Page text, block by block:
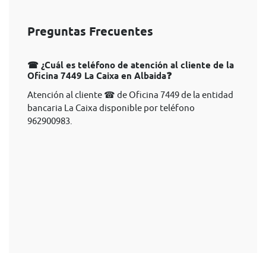
Preguntas Frecuentes
☎ ¿Cuál es teléfono de atención al cliente de la
Oficina 7449 La Caixa en Albaida❓
Atención al cliente ☎ de Oficina 7449 de la entidad
bancaria La Caixa disponible por teléfono
962900983.